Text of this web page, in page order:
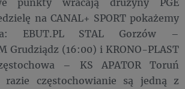
na CANAL+ SPORT pokażemy
EBUT.PL STAL Gorzów –
Grudziądz (16:00) i KRONO-PLAST
– KS APATOR Toruń
razie częstochowianie są jedną z